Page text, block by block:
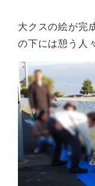
大クスの絵が完
の下には憩う人